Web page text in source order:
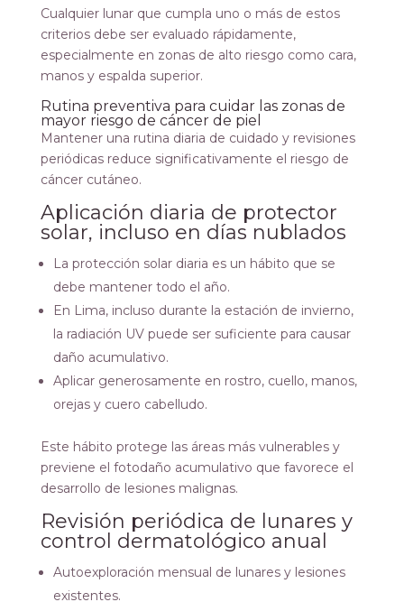
Cualquier lunar que cumpla uno o más de estos
criterios debe ser evaluado rápidamente,
especialmente en zonas de alto riesgo como cara,
manos y espalda superior.
Rutina preventiva para cuidar las zonas de
mayor riesgo de cáncer de piel
Mantener una rutina diaria de cuidado y revisiones
periódicas reduce significativamente el riesgo de
cáncer cutáneo.
Aplicación diaria de protector
solar, incluso en días nublados
La protección solar diaria es un hábito que se
debe mantener todo el año.
En Lima, incluso durante la estación de invierno,
la radiación UV puede ser suficiente para causar
daño acumulativo.
Aplicar generosamente en rostro, cuello, manos,
orejas y cuero cabelludo.
Este hábito protege las áreas más vulnerables y
previene el fotodaño acumulativo que favorece el
desarrollo de lesiones malignas.
Revisión periódica de lunares y
control dermatológico anual
Autoexploración mensual de lunares y lesiones
existentes.